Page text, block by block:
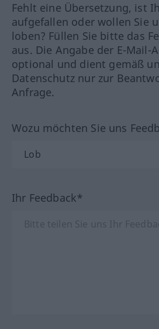
Fehlt eine Übersetzung, ist
aufgefallen oder wollen Sie
loben? Füllen Sie bitte das
aus. Die Angabe der E-Mail-
optional und dient gemäß
Datenschutz nur zur
Anfrage.
Wozu möchten Sie uns
Ihr Feedback*